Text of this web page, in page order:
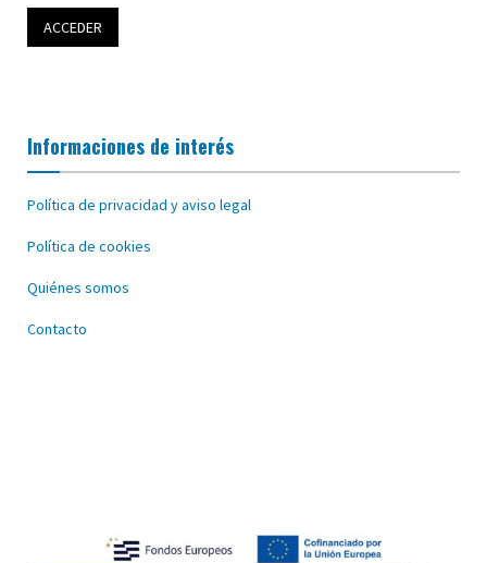
Informaciones de interés
Política de privacidad y aviso legal
Política de cookies
Quiénes somos
Contacto